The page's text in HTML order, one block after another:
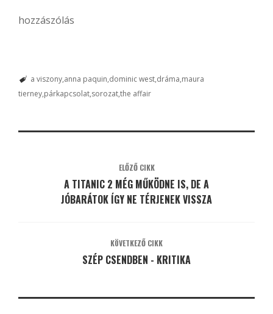
hozzászólás
a viszony anna paquin dominic west dráma maura
tierney párkapcsolat sorozatthe affair
ELŐZŐ CIKK
A TITANIC 2 MÉG MŰKÖDNE IS, DE A
JÓBARÁTOK ÍGY NE TÉRJENEK VISSZA
KÖVETKEZŐ CIKK
SZÉP CSENDBEN - KRITIKA